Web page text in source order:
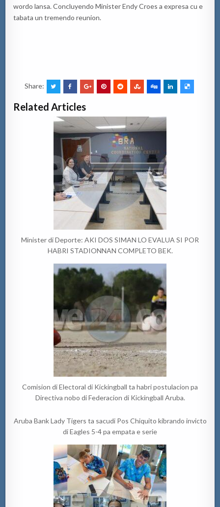
wordo lansa. Concluyendo Minister Endy Croes a expresa cu e
tabata un tremendo reunion.
Share:
Related Articles
Minister di Deporte: AKI DOS SIMAN LO EVALUA SI POR
HABRI STADIONNAN COMPLETO BEK.
Comision di Electoral di Kickingball ta habri postulacion pa
Directiva nobo di Federacion di Kickingball Aruba.
Aruba Bank Lady Tigers ta sacudi Pos Chiquito kibrando invicto
di Eagles 5-4 pa empata e serie